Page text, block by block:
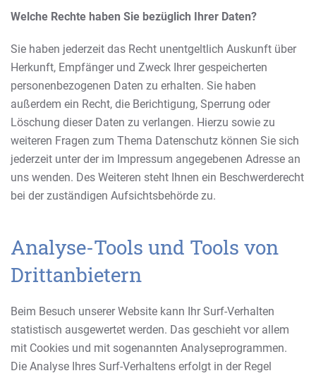
Welche Rechte haben Sie bezüglich Ihrer Daten?
Sie haben jederzeit das Recht unentgeltlich Auskunft über
Herkunft, Empfänger und Zweck Ihrer gespeicherten
personenbezogenen Daten zu erhalten. Sie haben
außerdem ein Recht, die Berichtigung, Sperrung oder
Löschung dieser Daten zu verlangen. Hierzu sowie zu
weiteren Fragen zum Thema Datenschutz können Sie sich
jederzeit unter der im Impressum angegebenen Adresse an
uns wenden. Des Weiteren steht Ihnen ein Beschwerderecht
bei der zuständigen Aufsichtsbehörde zu.
Analyse-Tools und Tools von
Drittanbietern
Beim Besuch unserer Website kann Ihr Surf-Verhalten
statistisch ausgewertet werden. Das geschieht vor allem
mit Cookies und mit sogenannten Analyseprogrammen.
Die Analyse Ihres Surf-Verhaltens erfolgt in der Regel